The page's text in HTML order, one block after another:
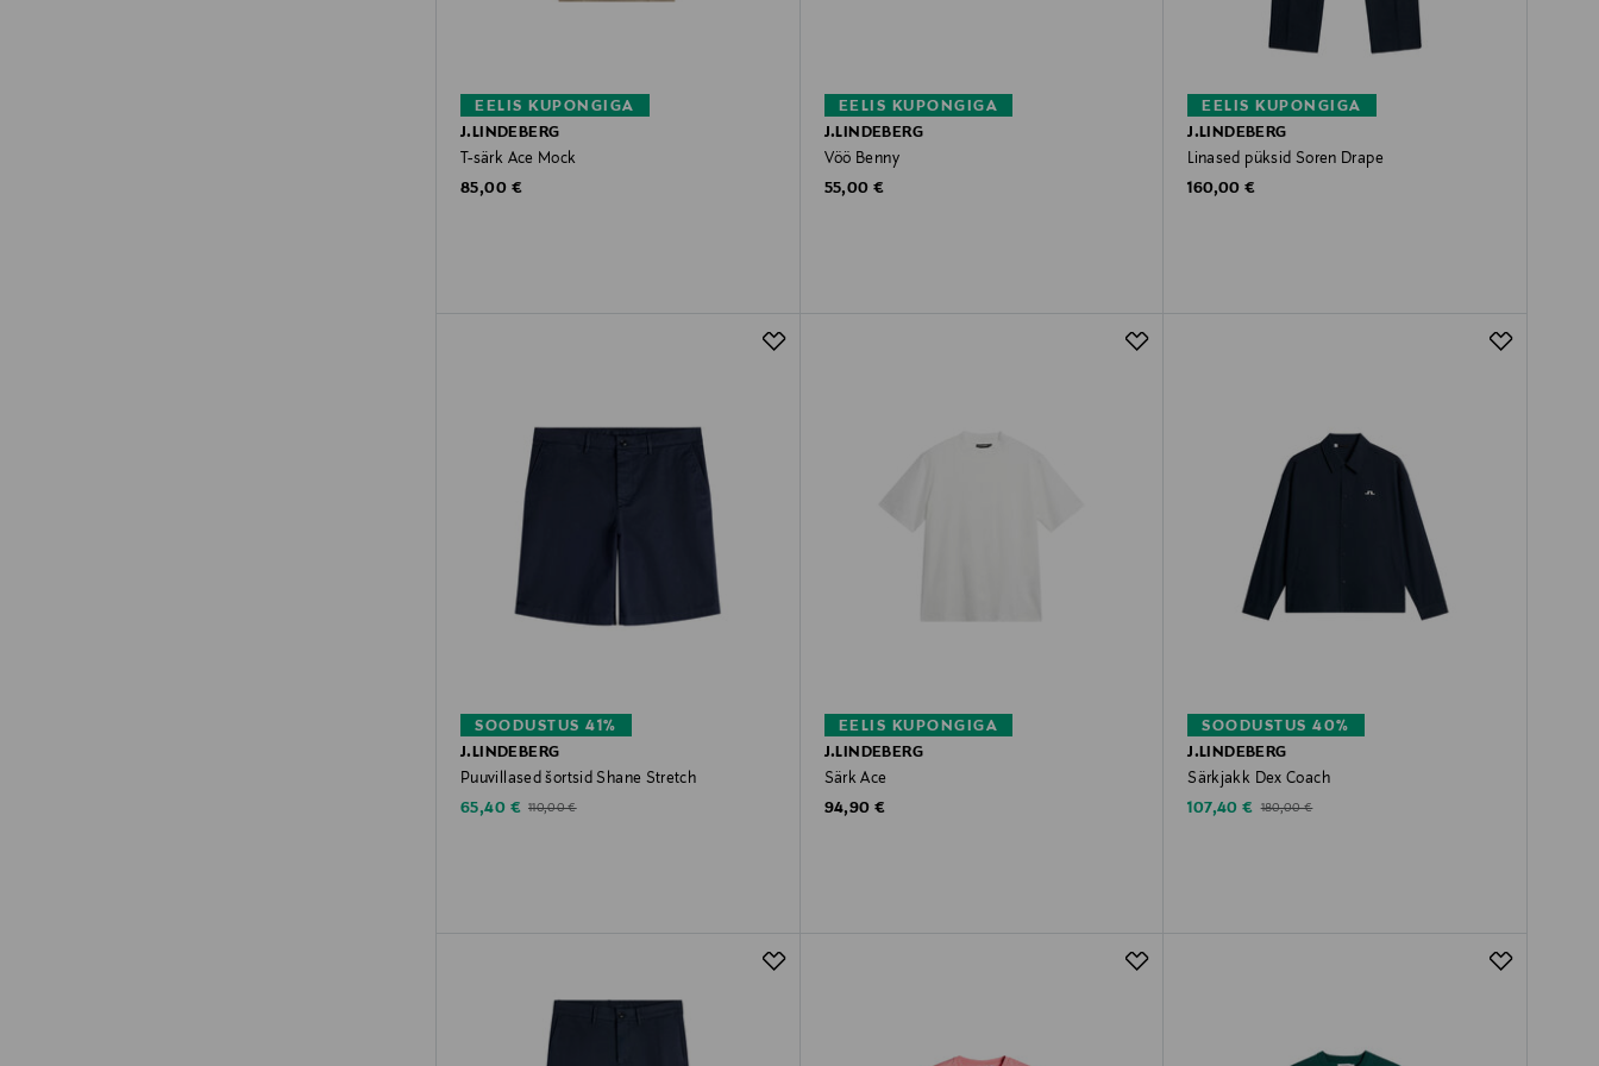
EELIS KUPONGIGA
J.LINDEBERG
T-särk Ace Mock
Original Price
85,00 €
EELIS KUPONGIGA
J.LINDEBERG
Vöö Benny
Original Price
55,00 €
EELIS KUPONGIGA
J.LINDEBERG
Linased püksid Soren Drape
Original Price
160,00 €
SOODUSTUS 41%
J.LINDEBERG
Puuvillased šortsid Shane Stretch
Discounted Price
65,40 € Original Price
110,00 €
EELIS KUPONGIGA
J.LINDEBERG
Särk Ace
Original Price
94,90 €
SOODUSTUS 40%
J.LINDEBERG
Särkjakk Dex Coach
Discounted Price
107,40 € Original Price
180,00 €